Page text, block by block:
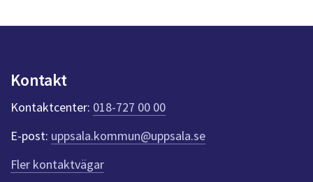
n
k
t
e
r
f
ö
r
Kontakt
Kontaktcenter: 018-727 00 00
E-post: uppsala.kommun@uppsala.se
Fler kontaktvägar